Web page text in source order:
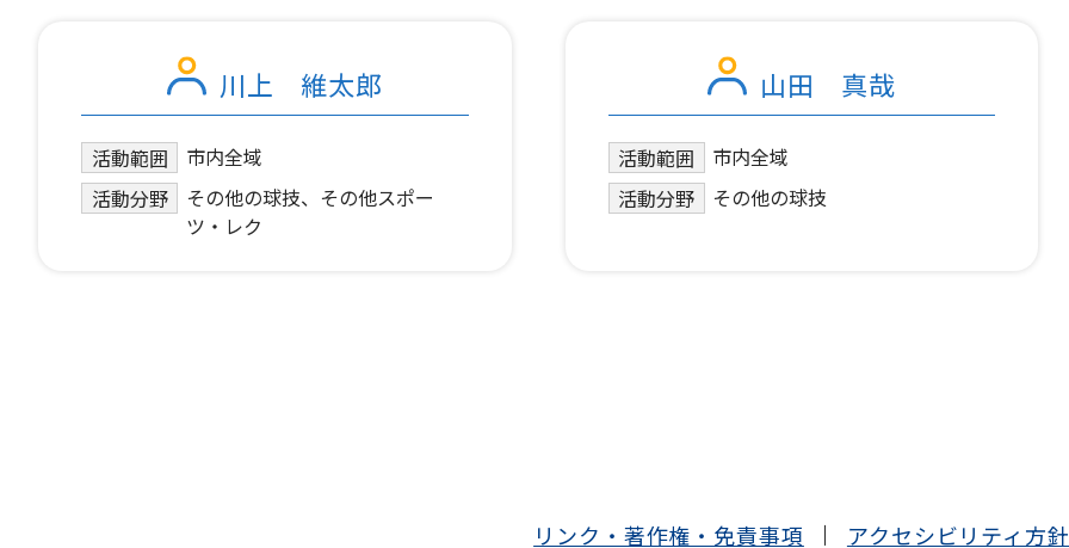
川上 維太郎
活動範囲
市内全域
活動分野
その他の球技、その他スポー
ツ・レク
山田 真哉
活動範囲
市内全域
活動分野
その他の球技
リンク・著作権・免責事項 アクセシビリティ方針